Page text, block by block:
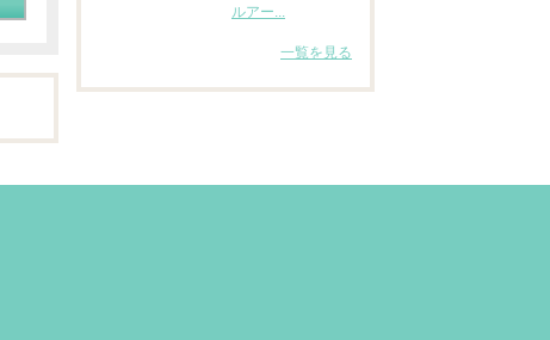
ルアー...
一覧を見る